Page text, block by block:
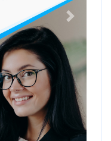
Siguiente